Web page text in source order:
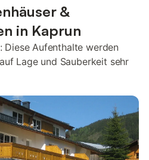
&
in Kaprun
Diese Aufenthalte werden
Lage und Sauberkeit sehr